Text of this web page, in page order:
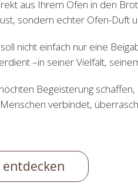
aus Ihrem Ofen in den
sondern echter Ofen-Duft
nicht einfach nur eine
–in seiner Vielfalt,
Begeisterung
verbindet,